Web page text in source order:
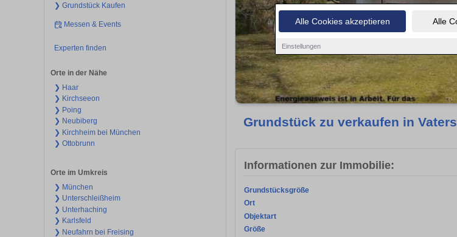
Alle Cookies akzeptieren Alle
Einstellungen
❯ Grundstück Kaufen
Messen & Events
Experten finden
Orte in der Nähe
❯ Haar
❯ Kirchseeon
❯ Poing
❯ Neubiberg
❯ Kirchheim bei München
❯ Ottobrunn
Orte im Umkreis
❯ München
❯ Unterschleißheim
❯ Unterhaching
❯ Karlsfeld
❯ Neufahrn bei Freising
Grundstück zu verkaufen in
Informationen zur Immobilie:
Grundstücksgröße
Ort
Objektart
Größe